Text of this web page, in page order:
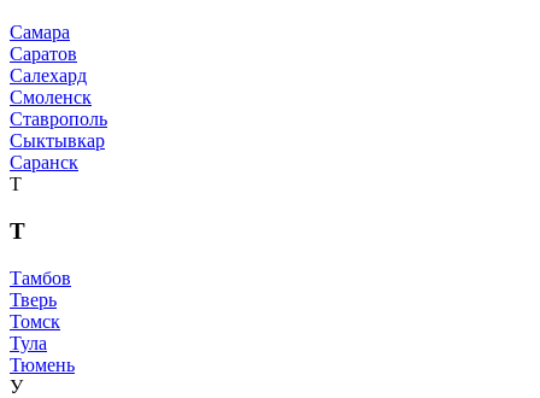
Самара
Саратов
Салехард
Смоленск
Ставрополь
Сыктывкар
Саранск
Т
Т
Тамбов
Тверь
Томск
Тула
Тюмень
У